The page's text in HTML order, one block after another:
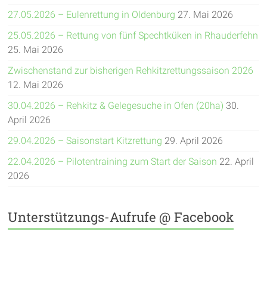
27.05.2026 – Eulenrettung in Oldenburg 27. Mai 2026
25.05.2026 – Rettung von fünf Spechtküken in Rhauderfehn
25. Mai 2026
Zwischenstand zur bisherigen Rehkitzrettungssaison 2026
12. Mai 2026
30.04.2026 – Rehkitz & Gelegesuche in Ofen (20ha) 30.
April 2026
29.04.2026 – Saisonstart Kitzrettung 29. April 2026
22.04.2026 – Pilotentraining zum Start der Saison 22. April
2026
Unterstützungs-Aufrufe @ Facebook